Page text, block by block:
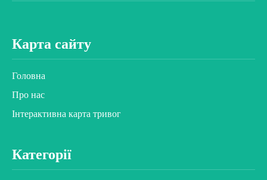
Карта сайту
Головна
Про нас
Інтерактивна карта тривог
Категорії